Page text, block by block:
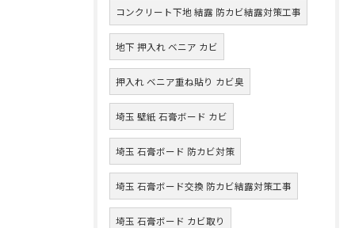
コンクリート下地 結露 防カビ結露対策工事
地下 押入れ ベニア カビ
押入れ ベニア重ね貼り カビ臭
埼玉 壁紙 石膏ボード カビ
埼玉 石膏ボード 防カビ対策
埼玉 石膏ボード交換 防カビ結露対策工事
埼玉 石膏ボード カビ取り